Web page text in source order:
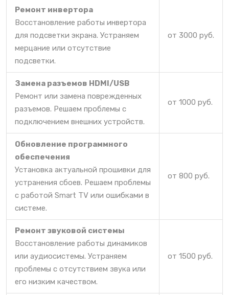
Ремонт инвертора
Восстановление работы инвертора
для подсветки экрана. Устраняем
мерцание или отсутствие
подсветки.
от 3000 руб.
Замена разъемов HDMI/USB
Ремонт или замена поврежденных
разъемов. Решаем проблемы с
подключением внешних устройств.
от 1000 руб.
Обновление программного
обеспечения
Установка актуальной прошивки для
устранения сбоев. Решаем проблемы
с работой Smart TV или ошибками в
системе.
от 800 руб.
Ремонт звуковой системы
Восстановление работы динамиков
или аудиосистемы. Устраняем
проблемы с отсутствием звука или
его низким качеством.
от 1500 руб.